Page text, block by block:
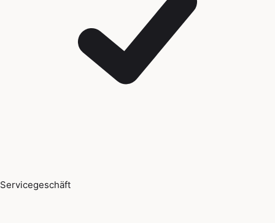
Servicegeschäft